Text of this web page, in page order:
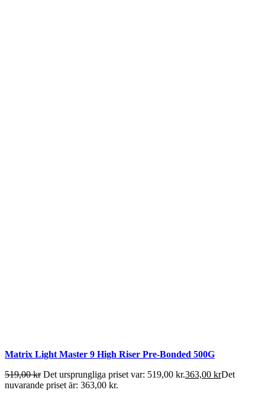
Matrix Light Master 9 High Riser Pre-Bonded 500G
519,00kr Det ursprungliga priset var: 519,00 kr.363,00 krDet
nuvarande priset är: 363,00 kr.